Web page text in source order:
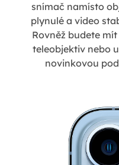
snímač namísto
plynulé a video
Rovněž budete
teleobjektiv nebo
novinkovou